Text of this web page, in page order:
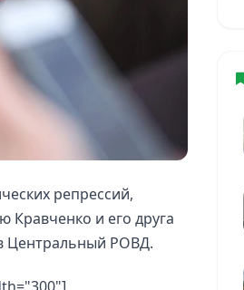
репрессий,
Кравченко и его друга
Центральный РОВД.